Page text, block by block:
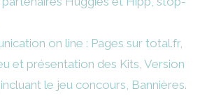
on line : Pages sur total.fr,
et présentation des Kits, Version
le jeu concours, Bannières.